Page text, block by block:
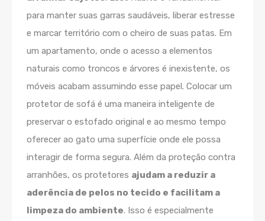
para manter suas garras saudáveis, liberar estresse
e marcar território com o cheiro de suas patas. Em
um apartamento, onde o acesso a elementos
naturais como troncos e árvores é inexistente, os
móveis acabam assumindo esse papel. Colocar um
protetor de sofá é uma maneira inteligente de
preservar o estofado original e ao mesmo tempo
oferecer ao gato uma superfície onde ele possa
interagir de forma segura. Além da proteção contra
arranhões, os protetores ajudam a reduzir a
aderência de pelos no tecido e facilitam a
limpeza do ambiente. Isso é especialmente